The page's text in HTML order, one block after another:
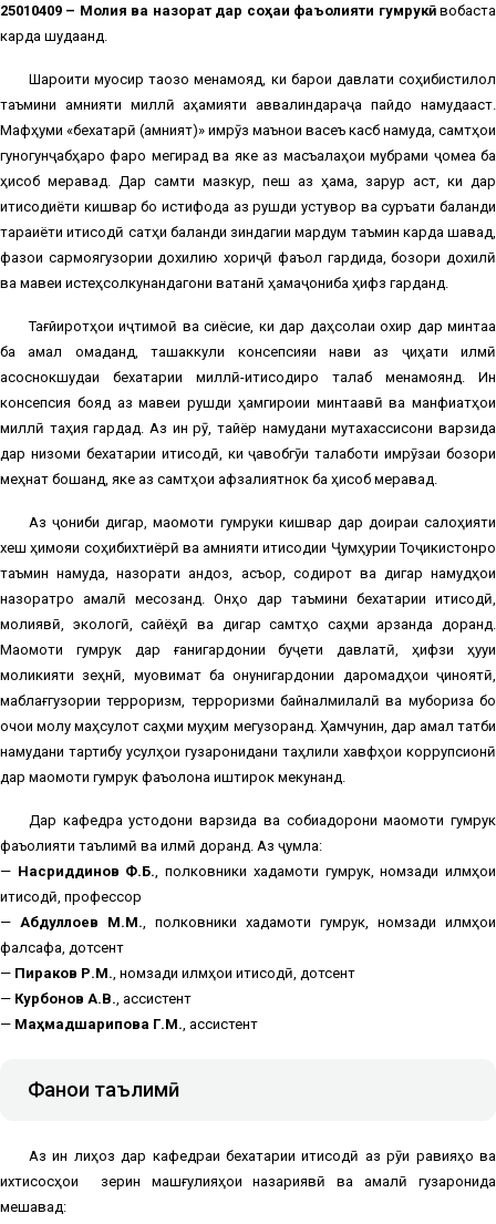
25010409 – Молия ва назорат дар соҳаи фаъолияти гумрукӣвобаста
карда шудаанд.
Шароити муосир тақозо менамояд, ки барои давлати соҳибистиқлол
таъмини амнияти миллӣ аҳамияти аввалиндараҷа пайдо намудааст.
Мафҳуми «бехатарӣ (амният)» имрӯз маънои васеъ касб намуда, самтҳои
гуногунҷабҳаро фаро мегирад ва яке аз масъалаҳои мубрами ҷомеа ба
ҳисоб меравад. Дар самти мазкур, пеш аз ҳама, зарур аст, ки дар
иқтисодиёти кишвар бо истифода аз рушди устувор ва суръати баланди
тараққиёти иқтисодӣ сатҳи баланди зиндагии мардум таъмин карда шавад,
фазои сармоягузории дохилию хориҷӣ фаъол гардида, бозори дохилӣ
ва мавқеи истеҳсолкунандагони ватанӣ ҳамаҷониба ҳифз гарданд.
Тағйиротҳои иҷтимоӣ ва сиёсие, ки дар даҳсолаи охир дар минтақа
ба амал омаданд, ташаккули консепсияи нави аз ҷиҳати илмӣ
асоснокшудаи бехатарии миллӣ-иқтисодиро талаб менамоянд. Ин
консепсия бояд аз мавқеи рушди ҳамгироии минтақавӣ ва манфиатҳои
миллӣ таҳия гардад. Аз ин рӯ, тайёр намудани мутахассисони варзида
дар низоми бехатарии иқтисодӣ, ки ҷавобгӯи талаботи имрӯзаи бозори
меҳнат бошанд, яке аз самтҳои афзалиятнок ба ҳисоб меравад.
Аз ҷониби дигар, мақомоти гумруки кишвар дар доираи салоҳияти
хеш ҳимояи соҳибихтиёрӣ ва амнияти иқтисодии Ҷумҳурии Тоҷикистонро
таъмин намуда, назорати андоз, асъор, содирот ва дигар намудҳои
назоратро амалӣ месозанд. Онҳо дар таъмини бехатарии иқтисодӣ,
молиявӣ, экологӣ, сайёҳӣ ва дигар самтҳо саҳми арзанда доранд.
Мақомоти гумрук дар ғанигардонии буҷети давлатӣ, ҳифзи ҳуқуқи
моликияти зеҳнӣ, муқовимат ба қонунигардонии даромадҳои ҷиноятӣ,
маблағгузории терроризм, терроризми байналмилалӣ ва мубориза бо
қочоқи молу маҳсулот саҳми муҳим мегузоранд. Ҳамчунин, дар амал татбиқ
намудани тартибу усулҳои гузаронидани таҳлили хавфҳои коррупсионӣ
дар мақомоти гумрук фаъолона иштирок мекунанд.
Дар кафедра устодони варзида ва собиқадорони мақомоти гумрук
фаъолияти таълимӣ ва илмӣ доранд. Аз ҷумла:
— Насриддинов Ф.Б. , полковники хадамоти гумрук, номзади илмҳои
иқтисодӣ, профессор
— Абдуллоев М.М. , полковники хадамоти гумрук, номзади илмҳои
фалсафа, дотсент
— Пираков Р.М. , номзади илмҳои иқтисодӣ, дотсент
— Курбонов А.В. , ассистент
— Маҳмадшарипова Г.М. , ассистент
Фанҳои таълимӣ
Аз ин лиҳоз дар кафедраи бехатарии иқтисодӣ аз рӯи равияҳо ва
ихтисосҳои
зерин машғулияҳои назариявӣ ва амалӣ гузаронида
мешавад: